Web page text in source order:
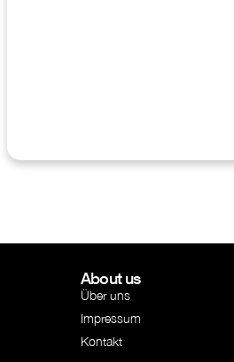
About us
Über uns
Impressum
Kontakt